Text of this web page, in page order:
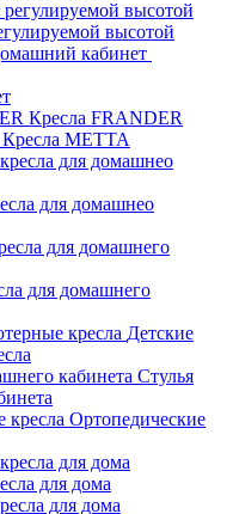
высотой
кабинет
Кресла FRANDER
Кресла METTA
для домашнео
для домашнего
Детские
Стулья
Ортопедические
для дома